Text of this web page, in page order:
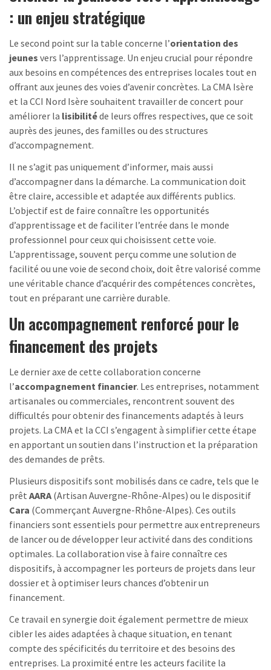
: un enjeu stratégique
Le second point sur la table concerne l’orientation des
jeunes vers l’apprentissage. Un enjeu crucial pour répondre
aux besoins en compétences des entreprises locales tout en
offrant aux jeunes des voies d’avenir concrètes. La CMA Isère
et la CCI Nord Isère souhaitent travailler de concert pour
améliorer la lisibilitéde leurs offres respectives, que ce soit
auprès des jeunes, des familles ou des structures
d’accompagnement.
Il ne s’agit pas uniquement d’informer, mais aussi
d’accompagner dans la démarche. La communication doit
être claire, accessible et adaptée aux différents publics.
L’objectif est de faire connaître les opportunités
d’apprentissage et de faciliter l’entrée dans le monde
professionnel pour ceux qui choisissent cette voie.
L’apprentissage, souvent perçu comme une solution de
facilité ou une voie de second choix, doit être valorisé comme
une véritable chance d’acquérir des compétences concrètes,
tout en préparant une carrière durable.
Un accompagnement renforcé pour le
financement des projets
Le dernier axe de cette collaboration concerne
l’accompagnement financier. Les entreprises, notamment
artisanales ou commerciales, rencontrent souvent des
difficultés pour obtenir des financements adaptés à leurs
projets. La CMA et la CCI s’engagent à simplifier cette étape
en apportant un soutien dans l’instruction et la préparation
des demandes de prêts.
Plusieurs dispositifs sont mobilisés dans ce cadre, tels que le
prêt AARA (Artisan Auvergne-Rhône-Alpes) ou le dispositif
Cara (Commerçant Auvergne-Rhône-Alpes). Ces outils
financiers sont essentiels pour permettre aux entrepreneurs
de lancer ou de développer leur activité dans des conditions
optimales. La collaboration vise à faire connaître ces
dispositifs, à accompagner les porteurs de projets dans leur
dossier et à optimiser leurs chances d’obtenir un
financement.
Ce travail en synergie doit également permettre de mieux
cibler les aides adaptées à chaque situation, en tenant
compte des spécificités du territoire et des besoins des
entreprises. La proximité entre les acteurs facilite la